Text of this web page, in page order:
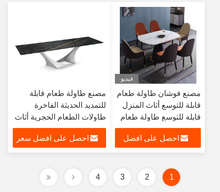
فيديو
مصنع فوشان طاولة طعام
قابلة للتوسع أثاث المنزل
قابلة للتوسع طاولة طعام
احصل على افضل
مصنع طاولة طعام قابلة
للتمديد الحديثة الفاخرة
طاولات الطعام الحجرية أثاث
غرفة الطعام مجموعة منضدة
احصل على افضل سعر
1
2
3
4